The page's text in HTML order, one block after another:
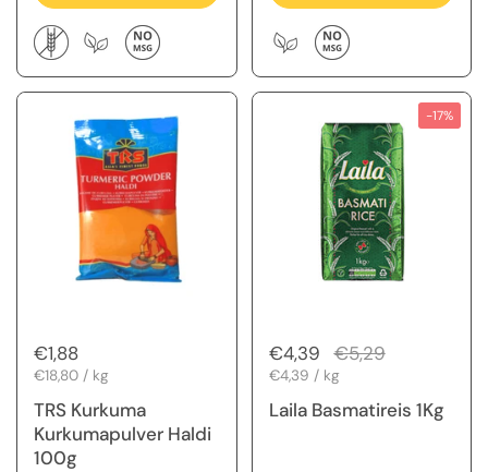
Regulärer Preis
€1,88
Stückpreis
€18,80 / kg
TRS Kurkuma
Kurkumapulver Haldi
100g
Regulärer Preis
€4,39 Sale-Preis
€5,29
Stückpreis
€4,39 / kg
Laila Basmatireis 1Kg
-17%